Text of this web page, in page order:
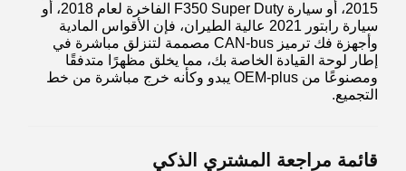
2015، أو سيارة F350 Super Duty الفاخرة لعام 2018، أو
سيارة رابتور 2021 عالية الطيران، فإن الأقواس المادية
وأجهزة فك ترميز CAN-bus مصممة لتنزلق مباشرة في
إطار لوحة القيادة الخاصة بك، مما يخلق مظهرًا متدفقًا
ومصنوعًا من OEM-plus يبدو وكأنه خرج مباشرة من خط
التجميع.
قائمة مراجعة المشتري الذكي